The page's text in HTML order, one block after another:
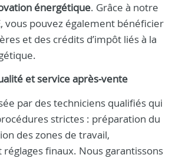
énergétique. Grâce à notre
vous pouvez également bénéficier
et des crédits d’impôt liés à la
et service après‑vente
par des techniciens qualifiés qui
strictes : préparation du
des zones de travail,
finaux. Nous garantissons